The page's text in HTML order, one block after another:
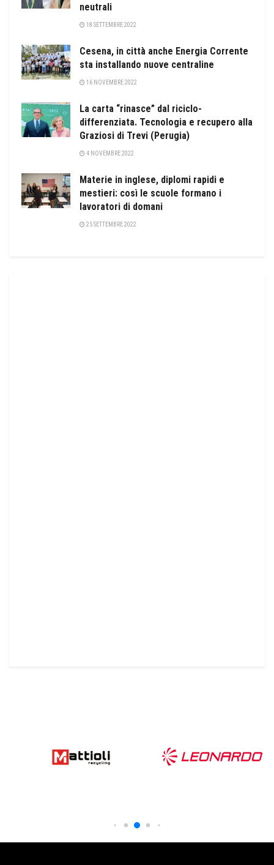
neutrali
18 SETTEMBRE 2022
Cesena, in città anche Energia Corrente
sta installando nuove centraline
16 NOVEMBRE 2022
La carta “rinasce” dal riciclo-
differenziata. Tecnologia e recupero alla
Graziosi di Trevi (Perugia)
4 NOVEMBRE 2022
Materie in inglese, diplomi rapidi e
mestieri: così le scuole formano i
lavoratori di domani
25 SETTEMBRE 2022